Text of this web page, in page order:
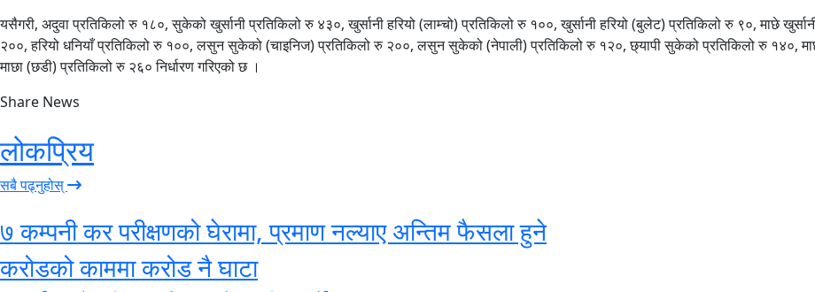
यसैगरी, अदुवा प्रतिकिलो रु १८०, सुकेको खुर्सानी प्रतिकिलो रु ४३०, खुर्सानी हरियो (लाम्चो) प्रतिकिलो रु १००, खुर्सानी हरियो (बुलेट) प्रतिकिलो रु ९०, माछे
२००, हरियो धनियाँ प्रतिकिलो रु १००, लसुन सुकेको (चाइनिज) प्रतिकिलो रु २००, लसुन सुकेको (नेपाली) प्रतिकिलो रु १२०, छ्यापी सुकेको प्रतिकिलो रु १४०,
माछा (छडी) प्रतिकिलो रु २६० निर्धारण गरिएको छ ।
Share News
लोकप्रिय
सबै पढ्नुहोस्
७ कम्पनी कर परीक्षणको घेरामा, प्रमाण नल्याए अन्तिम फैसला हुने
करोडको काममा करोड नै घाटा